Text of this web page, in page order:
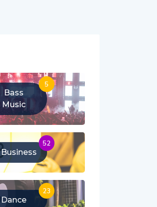
Bass
Music
5
Business
52
Dance
23